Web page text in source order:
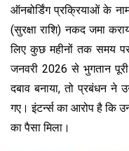
ऑनबोर्डिंग प्रक्रियाओं के
(सुरक्षा राशि) नकद जमा
लिए कुछ महीनों तक समय
जनवरी 2026 से भुगतान
दबाव बनाया, तो प्रबंधन ने
गए। इंटर्न्स का आरोप है कि
का पैसा मिला।